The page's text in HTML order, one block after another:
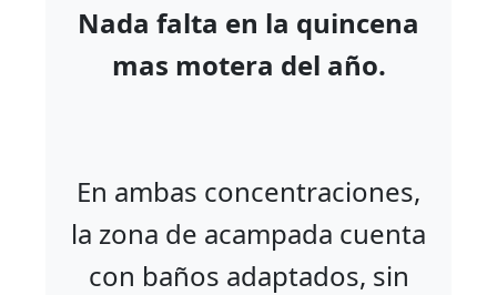
Nada falta en la quincena
mas motera del año.
En ambas concentraciones,
la zona de acampada cuenta
con baños adaptados, sin